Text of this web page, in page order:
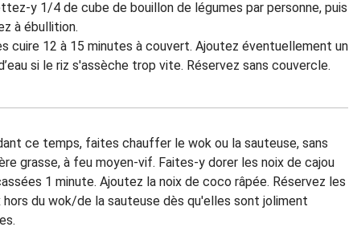
y 1/4 de cube de bouillon de légumes par personne, puis
à ébullition.
cuire 12 à 15 minutes à couvert. Ajoutez éventuellement un
si le riz s'assèche trop vite. Réservez sans couvercle.
ce temps, faites chauffer le wok ou la sauteuse, sans
grasse, à feu moyen-vif. Faites-y dorer les noix de cajou
1 minute. Ajoutez la noix de coco râpée. Réservez les
hors du wok/de la sauteuse dès qu'elles sont joliment